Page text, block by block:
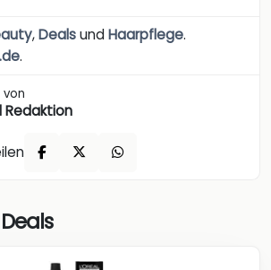
,DealsundHaarpflege.
.
Redaktion